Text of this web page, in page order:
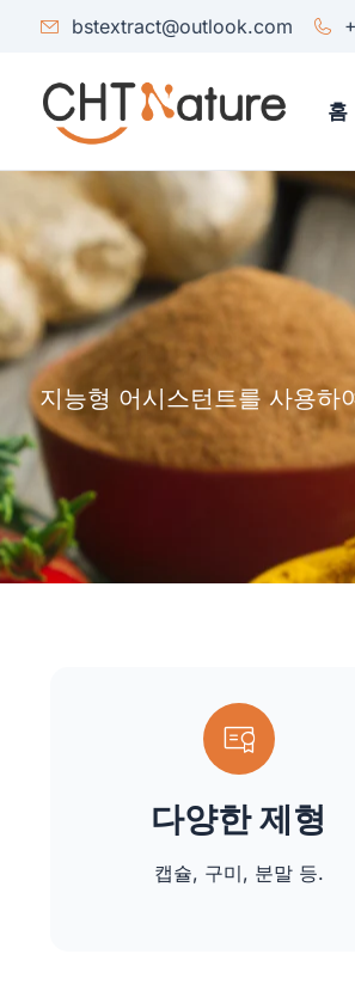
bstextract@outlook.com
홈
지능형 어시스턴트를 사용
다양한 제형
캡슐, 구미, 분말 등.